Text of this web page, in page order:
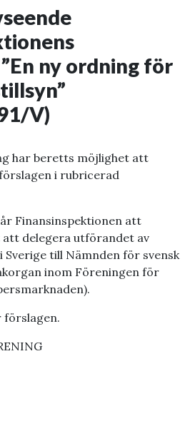
ny ordning för
V)
har beretts möjlighet att
i rubricerad
Finansinspektionen att
delegera utförandet av
Sverige till Nämnden för svensk
inom Föreningen för